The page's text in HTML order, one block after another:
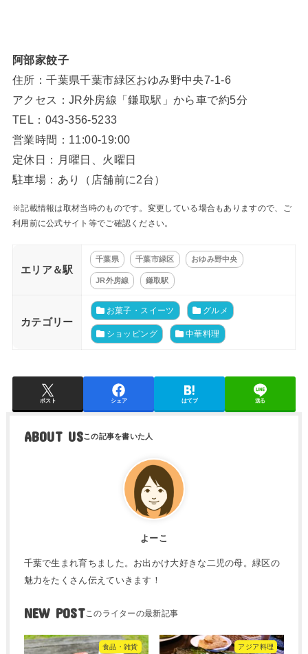
阿部家餃子
住所：千葉県千葉市緑区おゆみ野中央7-1-6
アクセス：JR外房線「鎌取駅」から車で約5分
TEL：043-356-5233
営業時間：11:00-19:00
定休日：月曜日、火曜日
駐車場：あり（店舗前に2台）
※記載情報は取材当時のものです。変更している場合もありますので、ご
利用前に公式サイト等でご確認ください。
エリア＆駅
千葉県 千葉市緑区 おゆみ野中央
JR外房線 鎌取駅
カテゴリー
お菓子・スイーツ グルメ
ショッピング 中華料理
ポスト シェア はてブ 送る
ABOUT US
よーこ
千葉で生まれ育ちました。お出かけ大好きな二児の母。緑区の
魅力をたくさん伝えていきます！
NEW POST
食品・雑貨 アジア料理